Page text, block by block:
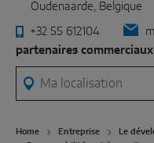
Oudenaarde, Belgique
+32 55 612104
partenaires commerciaux
Ma localisation
Home Entreprise Le